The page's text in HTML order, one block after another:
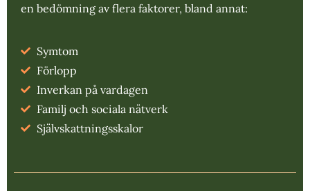
en bedömning av flera faktorer, bland annat:
Symtom
Förlopp
Inverkan på vardagen
Familj och sociala nätverk
Självskattningsskalor